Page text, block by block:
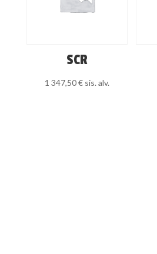
SCR
1 347,50€ sis. alv.